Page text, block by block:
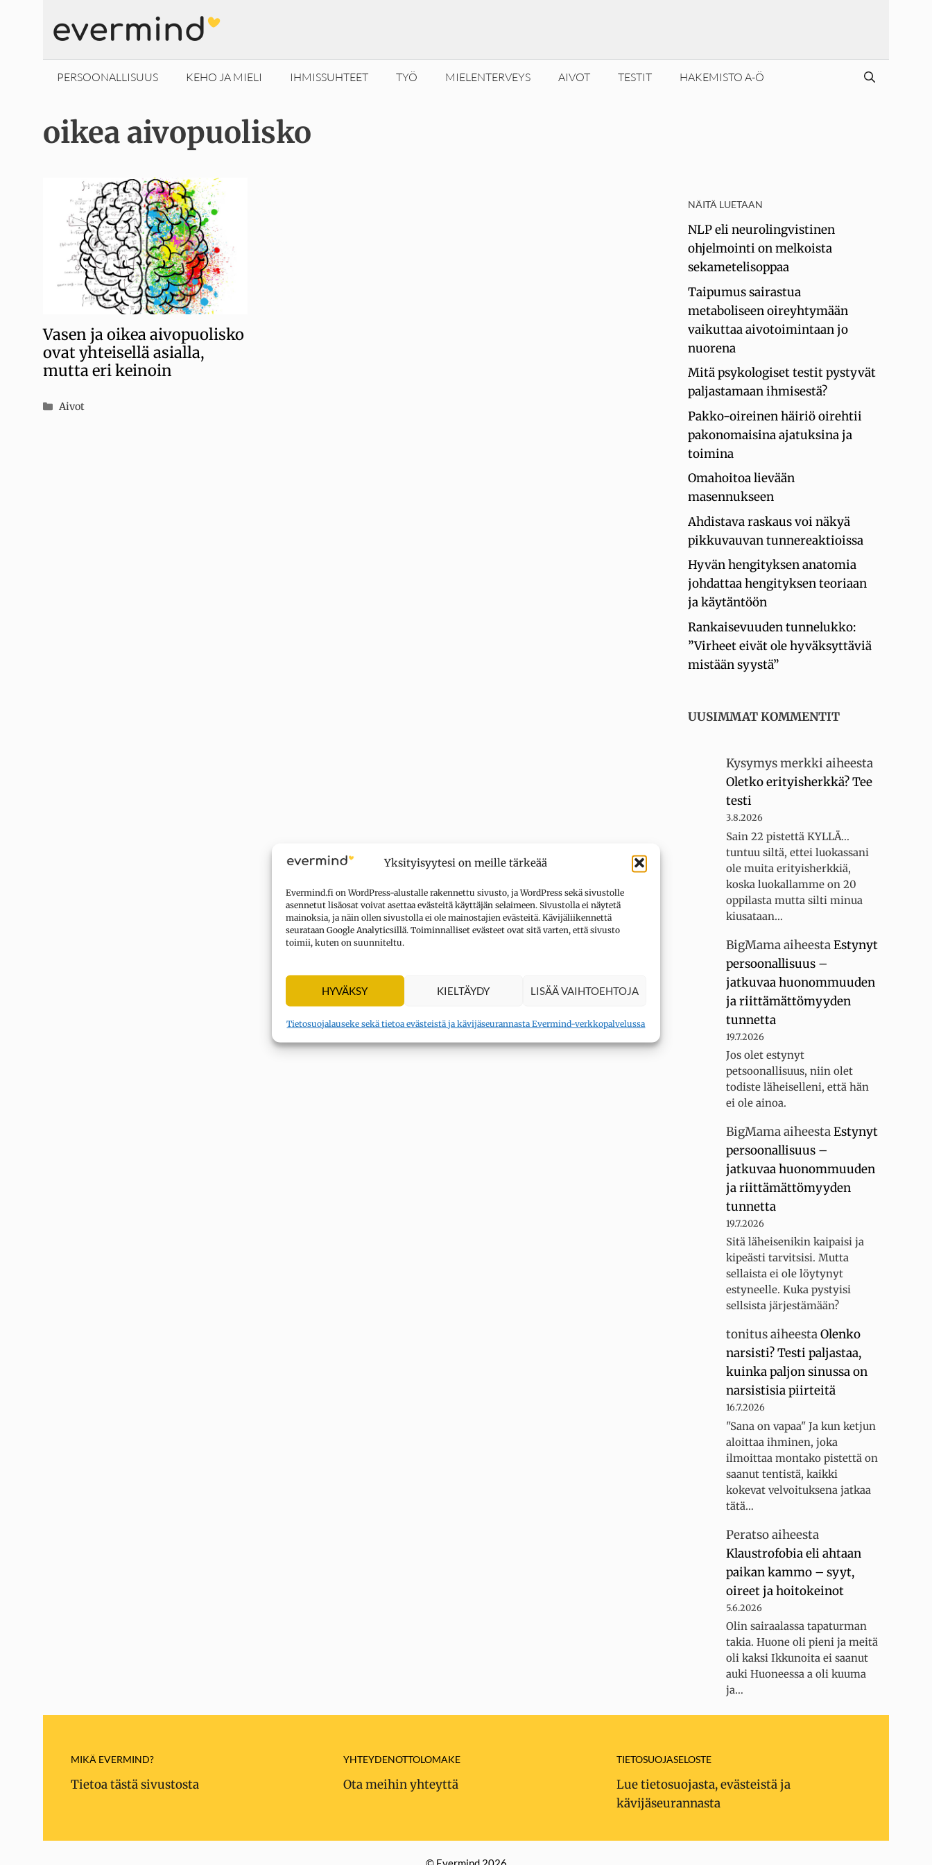
Yksityisyytesi on meille tärkeää
Evermind.fi on WordPress-alustalle rakennettu sivusto, ja WordPress sekä sivustolle
asennetut lisäosat voivat asettaa evästeitä käyttäjän selaimeen. Sivustolla ei näytetä
mainoksia, ja näin ollen sivustolla ei ole mainostajien evästeitä. Kävijäliikennettä
seurataan Google Analyticsillä. Toiminnalliset evästeet ovat sitä varten, että sivusto
toimii, kuten on suunniteltu.
HYVÄKSY KIELTÄYDY LISÄÄ VAIHTOEHTOJA
Tietosuojalauseke sekä tietoa evästeistä ja kävijäseurannasta Evermind-verkkopalvelussa
sisältöön
PERSOONALLISUUS KEHO JA MIELI IHMISSUHTEET TYÖ MIELENTERVEYS AIVOT TESTIT HAKEMISTO A-Ö
oikea aivopuolisko
Vasen ja oikea aivopuolisko
ovat yhteisellä asialla,
mutta eri keinoin
Kategoriat
Aivot
NÄITÄ LUETAAN
NLP eli neurolingvistinen
ohjelmointi on melkoista
sekametelisoppaa
Taipumus sairastua
metaboliseen oireyhtymään
vaikuttaa aivotoimintaan jo
nuorena
Mitä psykologiset testit pystyvät
paljastamaan ihmisestä?
Pakko-oireinen häiriö oirehtii
pakonomaisina ajatuksina ja
toimina
Omahoitoa lievään
masennukseen
Ahdistava raskaus voi näkyä
pikkuvauvan tunnereaktioissa
Hyvän hengityksen anatomia
johdattaa hengityksen teoriaan
ja käytäntöön
Rankaisevuuden tunnelukko:
”Virheet eivät ole hyväksyttäviä
mistään syystä”
UUSIMMAT KOMMENTIT
Kysymys merkki aiheesta
Oletko erityisherkkä? Tee
testi
3.8.2026
Sain 22 pistettä KYLLÄ...
tuntuu siltä, ettei luokassani
ole muita erityisherkkiä,
koska luokallamme on 20
oppilasta mutta silti minua
kiusataan…
BigMamaaiheestaEstynyt
persoonallisuus –
jatkuvaa huonommuuden
ja riittämättömyyden
tunnetta
19.7.2026
Jos olet estynyt
petsoonallisuus, niin olet
todiste läheiselleni, että hän
ei ole ainoa.
BigMamaaiheestaEstynyt
persoonallisuus –
jatkuvaa huonommuuden
ja riittämättömyyden
tunnetta
19.7.2026
Sitä läheisenikin kaipaisi ja
kipeästi tarvitsisi. Mutta
sellaista ei ole löytynyt
estyneelle. Kuka pystyisi
sellsista järjestämään?
tonitusaiheestaOlenko
narsisti? Testi paljastaa,
kuinka paljon sinussa on
narsistisia piirteitä
16.7.2026
"Sana on vapaa" Ja kun ketjun
aloittaa ihminen, joka
ilmoittaa montako pistettä on
saanut tentistä, kaikki
kokevat velvoituksena jatkaa
tätä…
Peratsoaiheesta
Klaustrofobia eli ahtaan
paikan kammo – syyt,
oireet ja hoitokeinot
5.6.2026
Olin sairaalassa tapaturman
takia. Huone oli pieni ja meitä
oli kaksi Ikkunoita ei saanut
auki Huoneessa a oli kuuma
ja…
MIKÄ EVERMIND?
Tietoa tästä sivustosta
YHTEYDENOTTOLOMAKE
Ota meihin yhteyttä
TIETOSUOJASELOSTE
Lue tietosuojasta, evästeistä ja
kävijäseurannasta